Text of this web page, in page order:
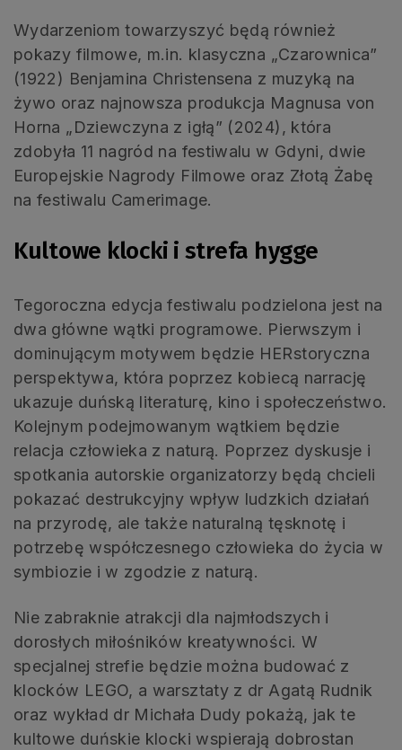
Wydarzeniom towarzyszyć będą również
pokazy filmowe, m.in. klasyczna „Czarownica”
(1922) Benjamina Christensena z muzyką na
żywo oraz najnowsza produkcja Magnusa von
Horna „Dziewczyna z igłą” (2024), która
zdobyła 11 nagród na festiwalu w Gdyni, dwie
Europejskie Nagrody Filmowe oraz Złotą Żabę
na festiwalu Camerimage.
Kultowe klocki i strefa hygge
Tegoroczna edycja festiwalu podzielona jest na
dwa główne wątki programowe. Pierwszym i
dominującym motywem będzie HERstoryczna
perspektywa, która poprzez kobiecą narrację
ukazuje duńską literaturę, kino i społeczeństwo.
Kolejnym podejmowanym wątkiem będzie
relacja człowieka z naturą. Poprzez dyskusje i
spotkania autorskie organizatorzy będą chcieli
pokazać destrukcyjny wpływ ludzkich działań
na przyrodę, ale także naturalną tęsknotę i
potrzebę współczesnego człowieka do życia w
symbiozie i w zgodzie z naturą.
Nie zabraknie atrakcji dla najmłodszych i
dorosłych miłośników kreatywności. W
specjalnej strefie będzie można budować z
klocków LEGO, a warsztaty z dr Agatą Rudnik
oraz wykład dr Michała Dudy pokażą, jak te
kultowe duńskie klocki wspierają dobrostan